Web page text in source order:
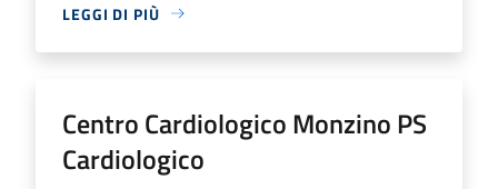
LEGGI DI PIÙ
Centro Cardiologico Monzino PS
Cardiologico